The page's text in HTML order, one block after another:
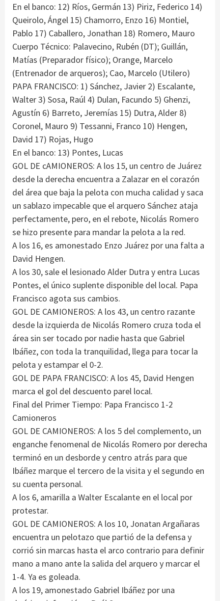
En el banco: 12) Ríos, Germán 13) Piriz, Federico 14)
Queirolo, Ángel 15) Chamorro, Enzo 16) Montiel,
Pablo 17) Caballero, Jonathan 18) Romero, Mauro
Cuerpo Técnico: Palavecino, Rubén (DT); Guillán,
Matías (Preparador físico); Orange, Marcelo
(Entrenador de arqueros); Cao, Marcelo (Utilero)
PAPA FRANCISCO: 1) Sánchez, Javier 2) Escalante,
Walter 3) Sosa, Raúl 4) Dulan, Facundo 5) Ghenzi,
Agustín 6) Barreto, Jeremías 15) Dutra, Alder 8)
Coronel, Mauro 9) Tessanni, Franco 10) Hengen,
David 17) Rojas, Hugo
En el banco: 13) Pontes, Lucas
GOL DE cAMIONEROS: A los 15, un centro de Juárez
desde la derecha encuentra a Zalazar en el corazón
del área que baja la pelota con mucha calidad y saca
un sablazo impecable que el arquero Sánchez ataja
perfectamente, pero, en el rebote, Nicolás Romero
se hizo presente para mandar la pelota a la red.
A los 16, es amonestado Enzo Juárez por una falta a
David Hengen.
A los 30, sale el lesionado Alder Dutra y entra Lucas
Pontes, el único suplente disponible del local. Papa
Francisco agota sus cambios.
GOL DE CAMIONEROS: A los 43, un centro razante
desde la izquierda de Nicolás Romero cruza toda el
área sin ser tocado por nadie hasta que Gabriel
Ibáñez, con toda la tranquilidad, llega para tocar la
pelota y estampar el 0-2.
GOL DE PAPA FRANCISCO: A los 45, David Hengen
marca el gol del descuento parel local.
Final del Primer Tiempo: Papa Francisco 1-2
Camioneros
GOL DE CAMIONEROS: A los 5 del complemento, un
enganche fenomenal de Nicolás Romero por derecha
terminó en un desborde y centro atrás para que
Ibáñez marque el tercero de la visita y el segundo en
su cuenta personal.
A los 6, amarilla a Walter Escalante en el local por
protestar.
GOL DE CAMIONEROS: A los 10, Jonatan Argañaras
encuentra un pelotazo que partió de la defensa y
corrió sin marcas hasta el arco contrario para definir
mano a mano ante la salida del arquero y marcar el
1-4. Ya es goleada.
A los 19, amonestado Gabriel Ibáñez por una